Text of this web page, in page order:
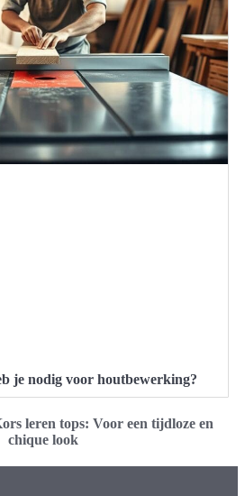
je nodig voor houtbewerking?
leren tops: Voor een tijdloze en
chique look